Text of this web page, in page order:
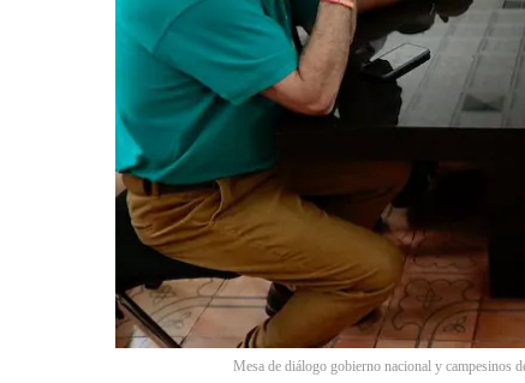
Mesa de diálogo gobierno nacional y campesinos